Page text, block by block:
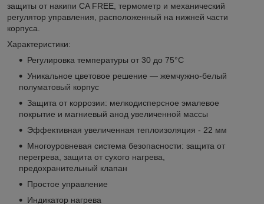
защиты от накипи CA FREE, термометр и механический
регулятор управления, расположенный на нижней части
корпуса.
Характеристики:
Регулировка температуры от 30 до 75°С
Уникальное цветовое решение — жемчужно-белый
полуматовый корпус
Защита от коррозии: мелкодисперсное эмалевое
покрытие и магниевый анод увеличенной массы
Эффективная увеличенная теплоизоляция - 22 мм
Многоуровневая система безопасности: защита от
перегрева, защита от сухого нагрева,
предохранительный клапан
Простое управление
Индикатор нагрева